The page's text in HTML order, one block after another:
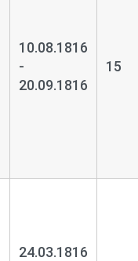
10.08.1816
-
20.09.1816
15
24.03.1816